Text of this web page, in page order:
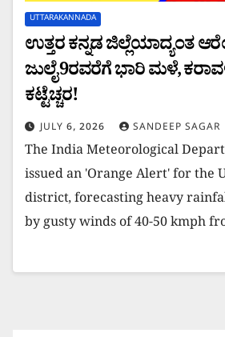
UTTARAKANNADA
ಉತ್ತರ ಕನ್ನಡ ಜಿಲ್ಲೆಯಾದ್ಯಂತ
ಜುಲೈ 9ರವರೆಗೆ ಭಾರಿ ಮಳೆ,
ಕಟ್ಟೆಚ್ಚರ!
JULY 6, 2026 SANDEEP SAGAR
​The India Meteorological
issued an 'Orange Alert' for the
district, forecasting heavy
by gusty winds of 40-50 kmph